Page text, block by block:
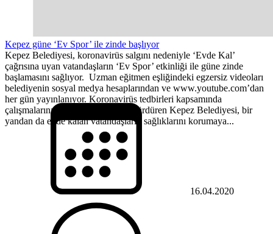
Kepez güne ‘Ev Spor’ ile zinde başlıyor
Kepez Belediyesi, koronavirüs salgını nedeniyle ‘Evde Kal’
çağrısına uyan vatandaşların ‘Ev Spor’ etkinliği ile güne zinde
başlamasını sağlıyor. Uzman eğitmen eşliğindeki egzersiz videoları
belediyenin sosyal medya hesaplarından ve www.youtube.com’dan
her gün yayınlanıyor. Koronavirüs tedbirleri kapsamında
çalışmalarını hummalı bir şekilde sürdüren Kepez Belediyesi, bir
yandan da evde kalan vatandaşların sağlıklarını korumaya...
16.04.2020